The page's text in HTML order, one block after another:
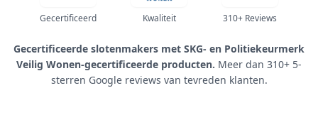
Gecertificeerd Kwaliteit 310+ Reviews
Gecertificeerde slotenmakers met SKG- en Politiekeurmerk
Veilig Wonen-gecertificeerde producten. Meer dan 310+ 5-
sterren Google reviews van tevreden klanten.